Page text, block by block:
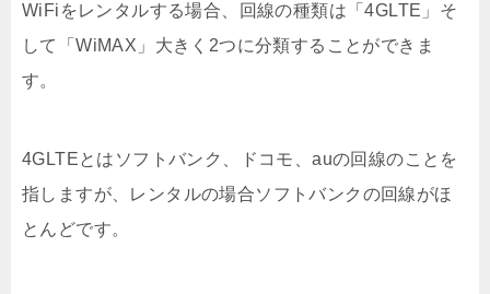
WiFiをレンタルする場合、回線の種類は「4GLTE」そ
して「WiMAX」大きく2つに分類することができま
す。
4GLTEとはソフトバンク、ドコモ、auの回線のことを
指しますが、レンタルの場合ソフトバンクの回線がほ
とんどです。